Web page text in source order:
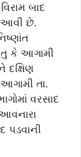
બાદ
આવી છે.
કે આગામી
દક્ષિણ
તા.
વરસાદ
પડવાની